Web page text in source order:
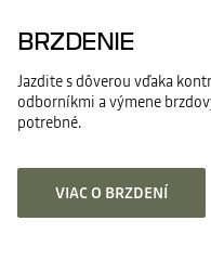
BRZDENIE
Jazdite s dôverou vďaka
odborníkmi a výmene
potrebné.
VIAC O BRZDENÍ